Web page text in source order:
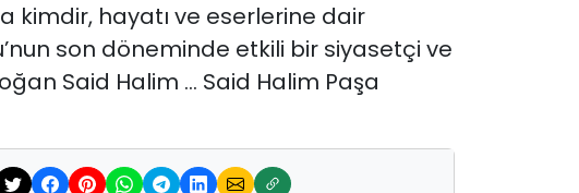
kimdir, hayatı ve eserlerine dair
son döneminde etkili bir siyasetçi ve
Said Halim … Said Halim Paşa